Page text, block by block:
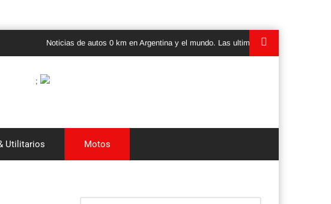
Noticias de autos 0 km en Argentina y el mundo. Las ultimas novedades, lanzamientos
;
Utilitarios Motos